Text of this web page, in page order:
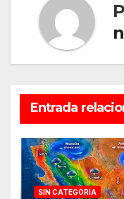
Entrada
SIN CATEGORÍA